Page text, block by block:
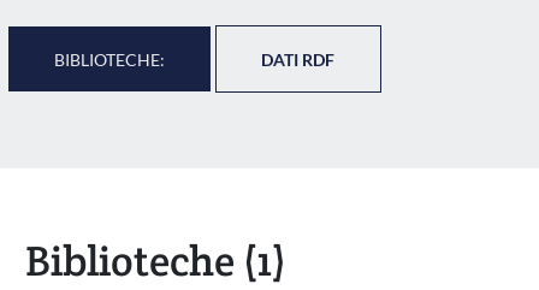
BIBLIOTECHE: DATI RDF
Biblioteche (1)